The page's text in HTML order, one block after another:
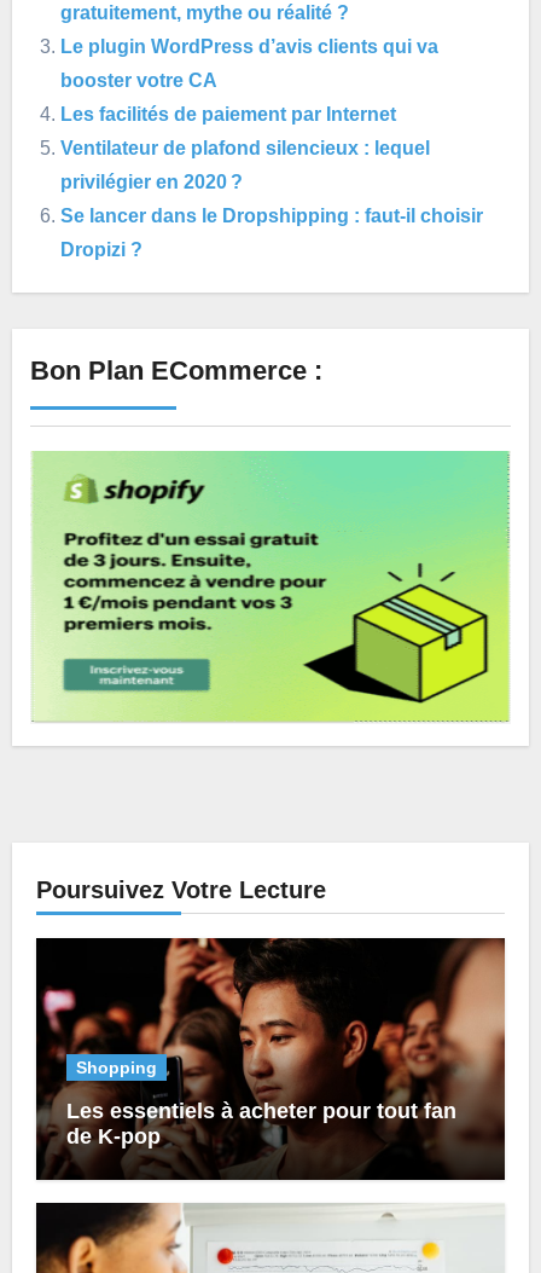
gratuitement, mythe ou réalité ?
Le plugin WordPress d’avis clients qui va
booster votre CA
Les facilités de paiement par Internet
Ventilateur de plafond silencieux : lequel
privilégier en 2020 ?
Se lancer dans le Dropshipping : faut-il choisir
Dropizi ?
Bon Plan ECommerce :
Poursuivez Votre Lecture
Shopping
Les essentiels à acheter pour tout fan
de K-pop